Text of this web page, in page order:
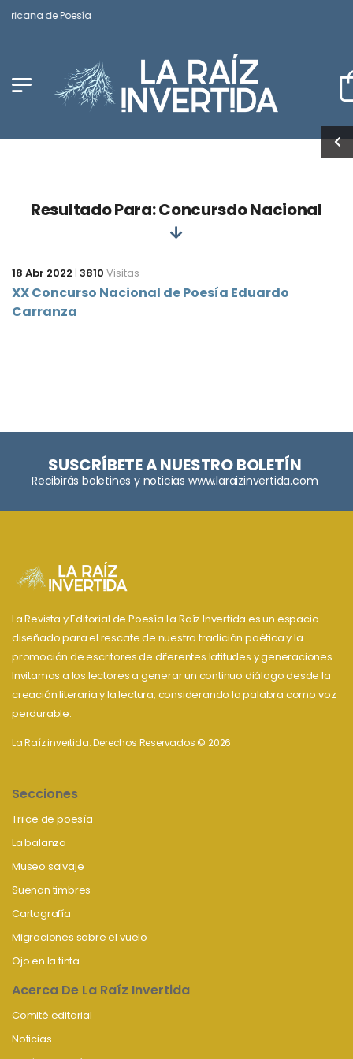
de Poesía
Resultado Para: Concursdo Nacional
18 Abr 2022 | 3810 Visitas
XX Concurso Nacional de Poesía Eduardo
Carranza
SUSCRÍBETE A NUESTRO BOLETÍN
Recibirás boletines y noticias www.laraizinvertida.com
La Revista y Editorial de Poesía La Raíz Invertida es un espacio
diseñado para el rescate de nuestra tradición poética y la
promoción de escritores de diferentes latitudes y generaciones.
Invitamos a los lectores a generar un continuo diálogo desde la
creación literaria y la lectura, considerando la palabra como voz
perdurable.
La Raíz invertida. Derechos Reservados © 2026
Secciones
Trilce de poesía
La balanza
Museo salvaje
Suenan timbres
Cartografía
Migraciones sobre el vuelo
Ojo en la tinta
Acerca De La Raíz Invertida
Comité editorial
Noticias